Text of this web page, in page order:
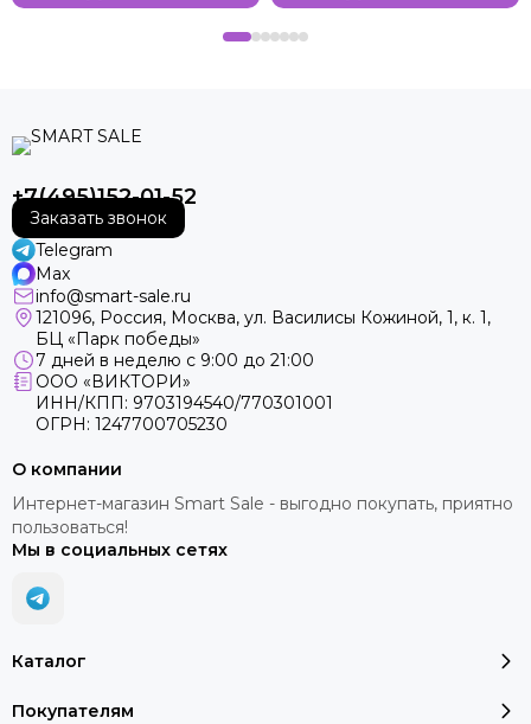
+7(495)152-01-52
Заказать звонок
Telegram
Max
info@smart-sale.ru
121096, Россия, Москва, ул. Василисы Кожиной, 1, к. 1,
БЦ «Парк победы»
7 дней в неделю с 9:00 до 21:00
ООО «ВИКТОРИ»
ИНН/КПП: 9703194540/770301001
ОГРН: 1247700705230
Каталог
Покупателям
О компании
Интернет-магазин Smart Sale - выгодно покупать, приятно
пользоваться!
Мы в социальных сетях